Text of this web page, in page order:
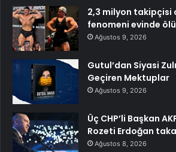
2,3 milyon takipçisi
fenomeni evinde
Ağustos 9, 2026
Gutul’dan Siyasi
Geçiren Mektuplar
Ağustos 9, 2026
Üç CHP’li Başkan
Rozeti Erdoğan
Ağustos 8, 2026